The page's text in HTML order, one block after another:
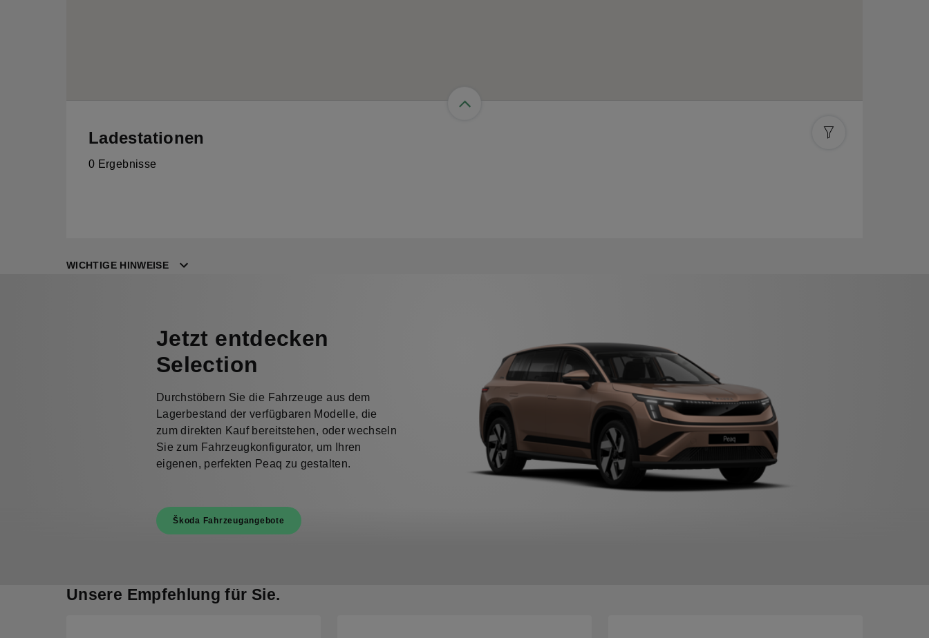
Ladestationen
0 Ergebnisse
WICHTIGE HINWEISE
Jetzt entdecken
Selection
Durchstöbern Sie die Fahrzeuge aus dem
Lagerbestand der verfügbaren Modelle, die
zum direkten Kauf bereitstehen, oder wechseln
Sie zum Fahrzeugkonfigurator, um Ihren
eigenen, perfekten Peaq zu gestalten.
Škoda Fahrzeugangebote
Unsere Empfehlung für Sie.